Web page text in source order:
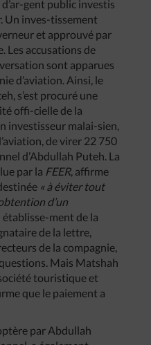
gent public investis
. Un inves-tissement
et approuvé par
Les accusations de
sont apparues
d’aviation. Ainsi, le
s’est procuré une
offi-cielle de la
investisseur malai-sien,
de virer 22 750
d’Abdullah Puteh. La
par la FEER, affirme
« à éviter tout
d’un
établisse-ment de la
de la lettre,
de la compagnie,
Mais Matshah
touristique et
que le paiement a
par Abdullah